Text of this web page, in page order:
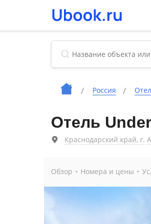
Россия
Отель
Краснодарский край, г.
Обзор Номера и цены